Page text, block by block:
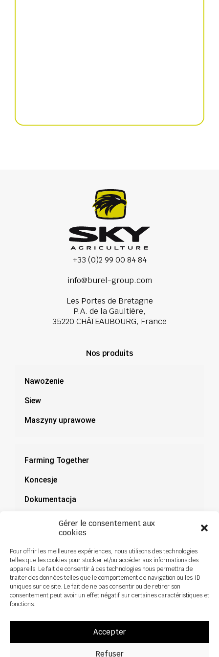
Gérer le consentement aux
cookies
Pour offrir les meilleures expériences, nous utilisons des technologies
telles que les cookies pour stocker et/ou accéder aux informations des
appareils. Le fait de consentir à ces technologies nous permettra de
traiter des données telles que le comportement de navigation ou les ID
uniques sur ce site. Le fait de ne pas consentir ou de retirer son
consentement peut avoir un effet négatif sur certaines caractéristiques et
fonctions.
Accepter
Refuser
+33 (0)2 99 00 84 84
info@burel-group.com
Les Portes de Bretagne
P.A. de la Gaultière,
35220 CHÂTEAUBOURG, France
Nos produits
Nawożenie
Siew
Maszyny uprawowe
Farming Together
Koncesje
Dokumentacja
Aktualności